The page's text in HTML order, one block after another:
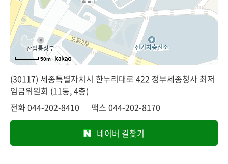
50m
(30117) 세종특별자치시 한누리대로 422 정부세종청사 최저
임금위원회 (11동, 4층)
전화044-202-8410 팩스 044-202-8170
네이버 길찾기